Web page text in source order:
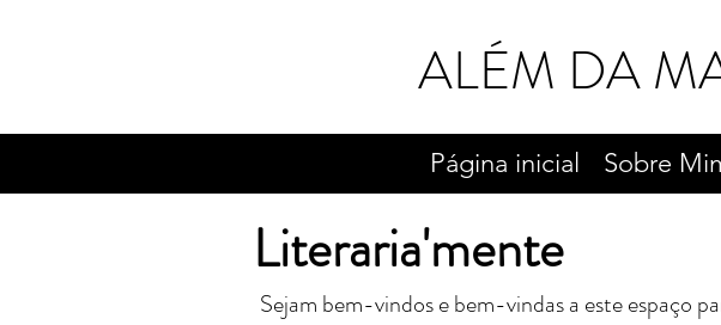
ALÉM DA
Página inicial Sobre
Literaria'mente
Sejam bem-vindos e bem-vindas a este espaço